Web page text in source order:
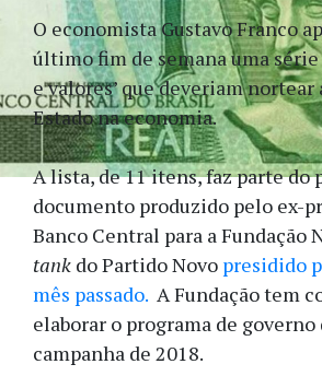
O economista Gustavo Franco
último fim de semana uma
e valores’ que deveriam nortear
Estado na economia.
A lista, de 11 itens, faz parte do
documento produzido pelo ex-
Banco Central para a Fundação
tank do Partido Novo presidido
mês passado. A Fundação tem
elaborar o programa de governo
campanha de 2018.